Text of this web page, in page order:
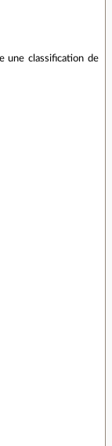
une classification de